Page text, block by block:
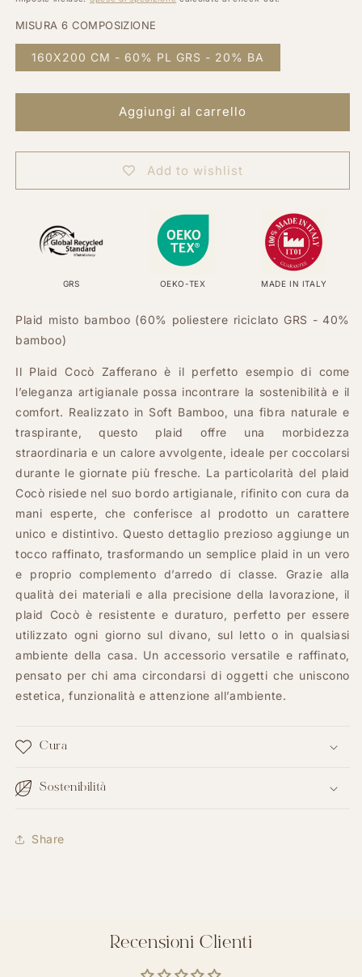
MISURA 6 COMPOSIZIONE
160X200 CM - 60% PL GRS - 20% BA
Aggiungi al carrello
Add to wishlist
GRS OEKO-TEX MADE IN ITALY
Plaid misto bamboo (60% poliestere riciclato GRS - 40%
bamboo)
Il Plaid Cocò Zafferano è il perfetto esempio di come
l’eleganza artigianale possa incontrare la sostenibilità e il
comfort. Realizzato in Soft Bamboo, una fibra naturale e
traspirante, questo plaid offre una morbidezza
straordinaria e un calore avvolgente, ideale per coccolarsi
durante le giornate più fresche. La particolarità del plaid
Cocò risiede nel suo bordo artigianale, rifinito con cura da
mani esperte, che conferisce al prodotto un carattere
unico e distintivo. Questo dettaglio prezioso aggiunge un
tocco raffinato, trasformando un semplice plaid in un vero
e proprio complemento d’arredo di classe. Grazie alla
qualità dei materiali e alla precisione della lavorazione, il
plaid Cocò è resistente e duraturo, perfetto per essere
utilizzato ogni giorno sul divano, sul letto o in qualsiasi
ambiente della casa. Un accessorio versatile e raffinato,
pensato per chi ama circondarsi di oggetti che uniscono
estetica, funzionalità e attenzione all’ambiente.
Cura
Sostenibilità
Share
Recensioni Clienti